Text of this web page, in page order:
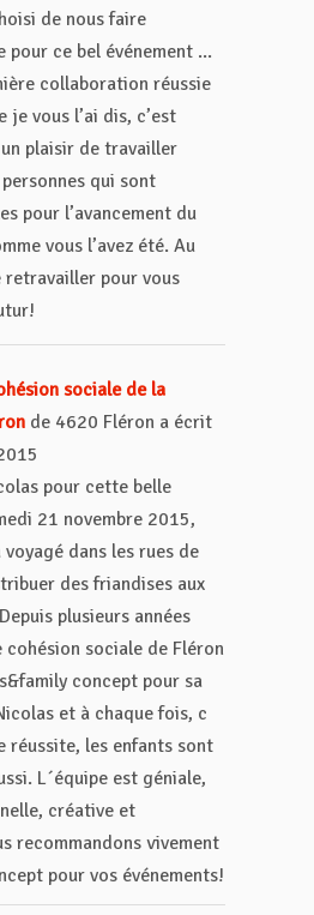
de nous faire
pour ce bel événement ...
collaboration réussie
je vous l’ai dis, c’est
plaisir de travailler
qui sont
pour l’avancement du
vous l’avez été. Au
retravailler pour vous
sociale de la
de 4620 Fléron a écrit
pour cette belle
21 novembre 2015,
dans les rues de
des friandises aux
plusieurs années
cohésion sociale de Fléron
concept pour sa
et à chaque fois, c
réussite, les enfants sont
L´équipe est géniale,
créative et
recommandons vivement
pour vos événements!